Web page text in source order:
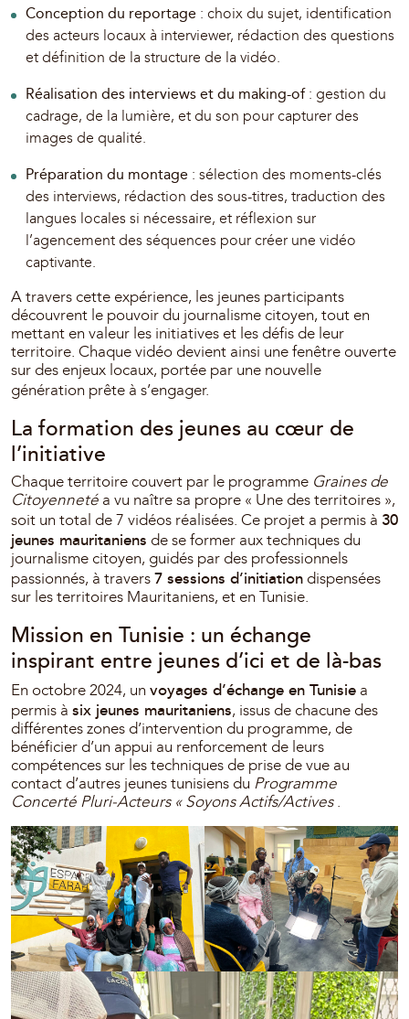
Conception du reportage : choix du sujet, identification
des acteurs locaux à interviewer, rédaction des questions
et définition de la structure de la vidéo.
Réalisation des interviews et du making-of: gestion du
cadrage, de la lumière, et du son pour capturer des
images de qualité.
Préparation du montage : sélection des moments-clés
des interviews, rédaction des sous-titres, traduction des
langues locales si nécessaire, et réflexion sur
l’agencement des séquences pour créer une vidéo
captivante.
A travers cette expérience, les jeunes participants
découvrent le pouvoir du journalisme citoyen, tout en
mettant en valeur les initiatives et les défis de leur
territoire. Chaque vidéo devient ainsi une fenêtre ouverte
sur des enjeux locaux, portée par une nouvelle
génération prête à s’engager.
La formation des jeunes au cœur de
l’initiative
Chaque territoire couvert par le programme Graines de
Citoyenneté a vu naître sa propre « Une des territoires »,
soit un total de 7 vidéos réalisées. Ce projet a permis à 30
jeunes mauritaniens de se former aux techniques du
journalisme citoyen, guidés par des professionnels
passionnés, à travers7 sessions d’initiation dispensées
sur les territoires Mauritaniens, et en Tunisie.
Mission en Tunisie : un échange
inspirant entre jeunes d’ici et de là-bas
En octobre 2024, unvoyages d’échange en Tunisie a
permis à six jeunes mauritaniens, issus de chacune des
différentes zones d’intervention du programme, de
bénéficier d’un appui au renforcement de leurs
compétences sur les techniques de prise de vue au
contact d’autres jeunes tunisiens du Programme
Concerté Pluri-Acteurs « Soyons Actifs/Actives.